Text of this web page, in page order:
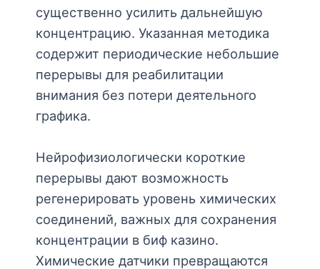
существенно усилить дальнейшую
концентрацию. Указанная методика
содержит периодические небольшие
перерывы для реабилитации
внимания без потери деятельного
графика.
Нейрофизиологически короткие
перерывы дают возможность
регенерировать уровень химических
соединений, важных для сохранения
концентрации в биф казино.
Химические датчики превращаются